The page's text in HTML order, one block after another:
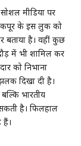
मीडिया पर
कपूर के इस लुक को
बताया है। वहीं कुछ
में भी शामिल कर
को निभाना
दिखा दी है।
भारतीय
है। फिलहाल
हैं।